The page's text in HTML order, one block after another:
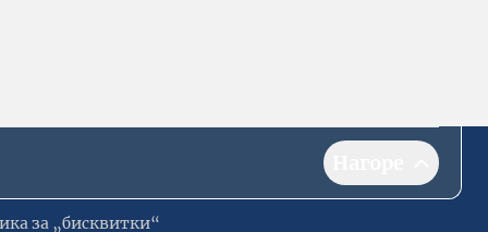
за „бисквитки“